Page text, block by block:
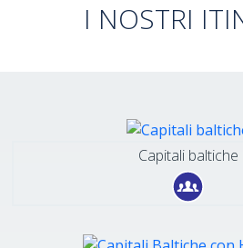
I NOSTRI
Capitali baltiche